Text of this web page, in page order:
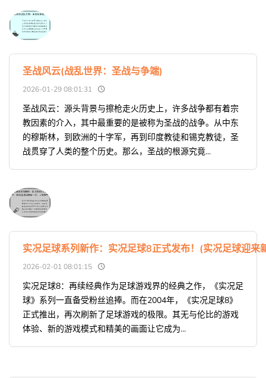
圣战风云(战乱世界：圣战与争端)
2026-01-29 08:01:31
圣战风云：源头背景与擦枪走火历史上，许多战争都有着宗
教因素的介入，其中最重要的是被称为圣战的战争。从中东
的穆斯林，到欧洲的十字军，再到印度教徒和锡克教徒，圣
战贯穿了人类的整个历史。那么，圣战的根源究竟...
实况足球系列新作：实况足球8正式发布！(实况足球迎来
2026-02-01 08:01:15
实况足球8：再续经典作为足球游戏界的经典之作，《实况足
球》系列一直备受粉丝追捧。而在2004年，《实况足球8》
正式推出，再次刷新了足球游戏的极限。其无与伦比的游戏
体验、新的游戏模式和精美的画面让它成为...